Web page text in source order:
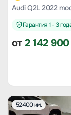
Audi Q2L 2022
Гарантия 1 - 3
от2 142 900
52400 км.